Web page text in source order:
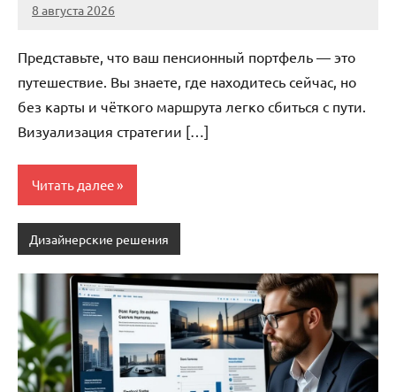
8 августа 2026
stroicentr_m
Нет
Представьте, что ваш пенсионный портфель — это
путешествие. Вы знаете, где находитесь сейчас, но
без карты и чёткого маршрута легко сбиться с пути.
Визуализация стратегии […]
Читать далее
Дизайнерские решения